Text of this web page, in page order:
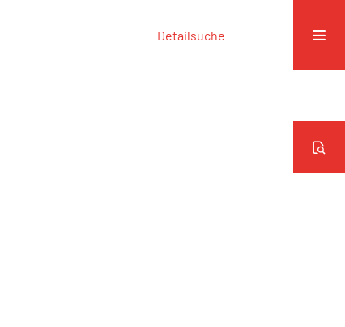
Detailsuche